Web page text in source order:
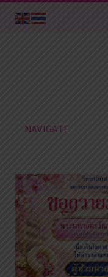
NAVIGATE